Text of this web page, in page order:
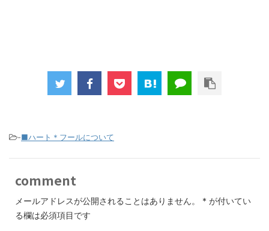
-■ハート＊フールについて
comment
メールアドレスが公開されることはありません。 * が付いてい
る欄は必須項目です